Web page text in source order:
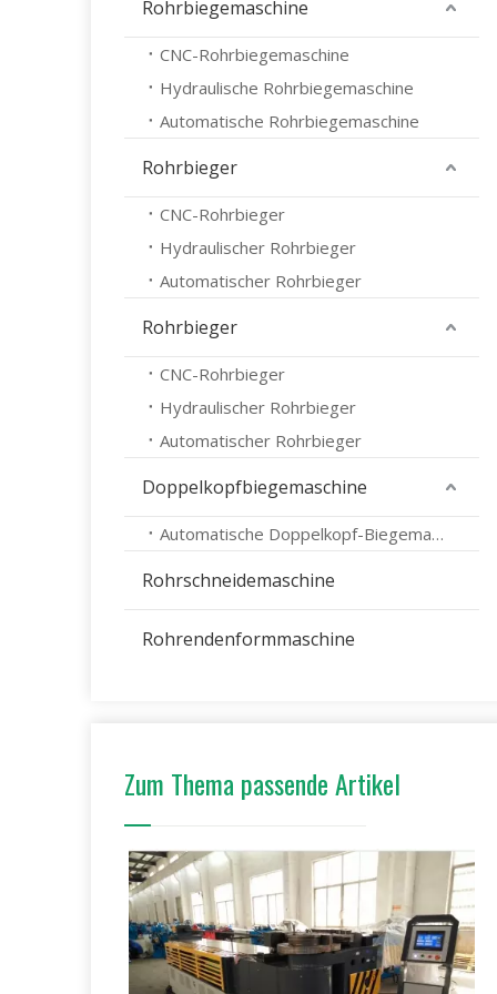
Rohrbiegemaschine
CNC-Rohrbiegemaschine
Hydraulische Rohrbiegemaschine
Automatische Rohrbiegemaschine
Rohrbieger
CNC-Rohrbieger
Hydraulischer Rohrbieger
Automatischer Rohrbieger
Rohrbieger
CNC-Rohrbieger
Hydraulischer Rohrbieger
Automatischer Rohrbieger
Doppelkopfbiegemaschine
Automatische Doppelkopf-Biegemaschine
Rohrschneidemaschine
Rohrendenformmaschine
Zum Thema passende Artikel